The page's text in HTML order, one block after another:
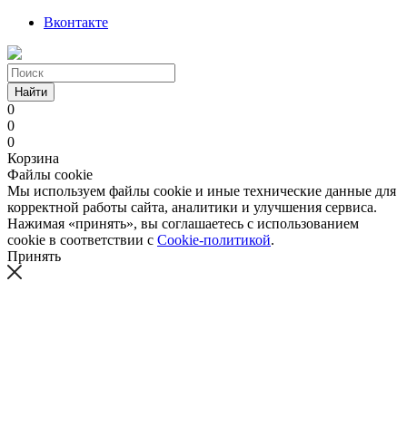
Вконтакте
Найти
0
0
0
Корзина
Файлы cookie
Мы используем файлы cookie и иные технические данные для
корректной работы сайта, аналитики и улучшения сервиса.
Нажимая «принять», вы соглашаетесь с использованием
cookie в соответствии с Cookie-политикой.
Принять